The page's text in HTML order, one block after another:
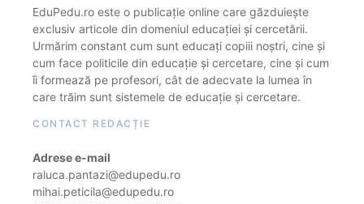
EduPedu.ro este o publicație online care găzduiește
exclusiv articole din domeniul educației și cercetării.
Urmărim constant cum sunt educați copiii noștri, cine și
cum face politicile din educație și cercetare, cine și cum
îi formează pe profesori, cât de adecvate la lumea în
care trăim sunt sistemele de educație și cercetare.
CONTACT REDACȚIE
Adrese e-mail
raluca.pantazi@edupedu.ro
mihai.peticila@edupedu.ro